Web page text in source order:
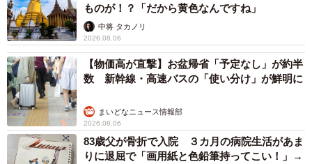
ものが！？「だから黄色なんですね」
中将 タカノリ
2026.08.06
【物価高が直撃】お盆帰省「予定なし」が約半
数 新幹線・高速バスの「使い分け」が鮮明に
まいどなニュース情報部
2026.08.06
83歳父が骨折で入院 ３カ月の病院生活があま
りに退屈で「画用紙と色鉛筆持ってこい！」→